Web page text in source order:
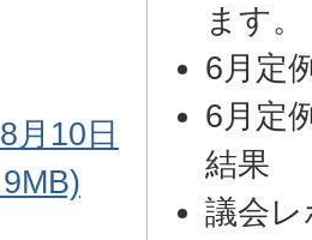
月10日
ます。
6月定
6月定
結果
議会